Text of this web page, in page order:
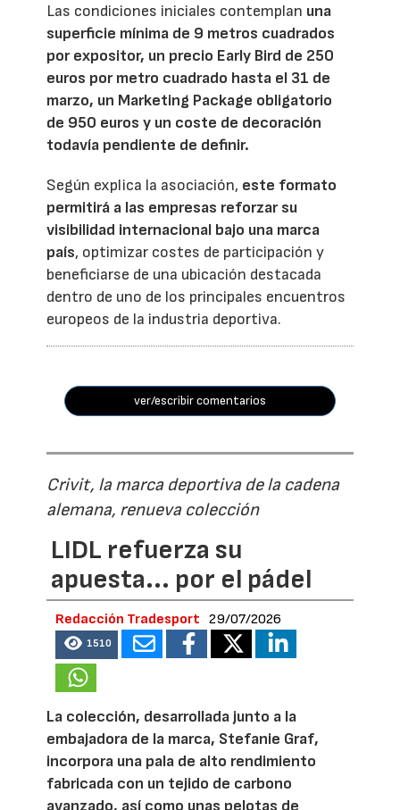
Las condiciones iniciales contemplan una
superficie mínima de 9 metros cuadrados
por expositor, un precio Early Bird de 250
euros por metro cuadrado hasta el 31 de
marzo, un Marketing Package obligatorio
de 950 euros y un coste de decoración
todavía pendiente de definir.
Según explica la asociación, este formato
permitirá a las empresas reforzar su
visibilidad internacional bajo una marca
país, optimizar costes de participación y
beneficiarse de una ubicación destacada
dentro de uno de los principales encuentros
europeos de la industria deportiva.
ver/escribir comentarios
Crivit, la marca deportiva de la cadena
alemana, renueva colección
LIDL refuerza su
apuesta... por el pádel
Redacción Tradesport 29/07/2026
1510
La colección, desarrollada junto a la
embajadora de la marca, Stefanie Graf,
incorpora una pala de alto rendimiento
fabricada con un tejido de carbono
avanzado, así como unas pelotas de